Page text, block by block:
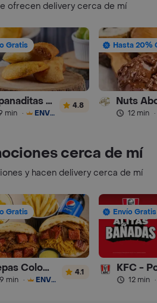
ofrecen delivery cerca de mí
Gratis
Empanaditas de Pipian - Empanadas
min · ENVÍO GRATIS
4.8
Hasta 20%
12 min ·
cerca de mí
y hacen delivery cerca de mí
Gratis
Arepas Colombianas Premium
min · ENVÍO GRATIS
4.1
Envío Gratis
KFC -
12 min ·